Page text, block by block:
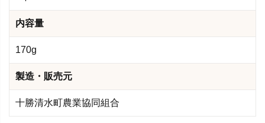
内容量
170g
製造・販売元
十勝清水町農業協同組合